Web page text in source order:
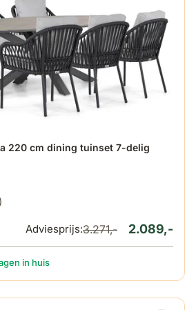
220 cm dining tuinset 7-delig
van de gekozen opties op de
2.089,-
Adviesprijs:3.271,-
in huis